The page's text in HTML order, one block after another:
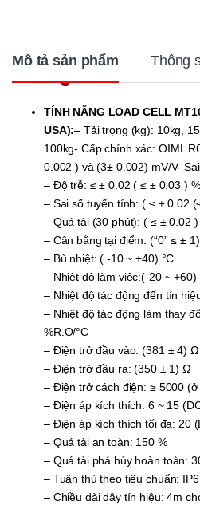
Mô tả sản phẩm Thông
TÍNH NĂNG LOAD CELL
USA):– Tải trọng (kg): 10kg,
100kg- Cấp chính xác: OIML
0.002 ) và (3± 0.002) mV/V-
– Độ trễ: ≤ ± 0.02 ( ≤ ± 0.03 )
– Sai số tuyến tính: ( ≤ ± 0.02
– Quá tải (30 phút): ( ≤ ± 0.02 )
– Cân bằng tại điểm: (“0” ≤ ±
– Bù nhiệt: ( -10 ~ +40) °C
– Nhiệt độ làm việc:(-20 ~ +60)
– Nhiệt độ tác động đến tín
– Nhiệt độ tác động làm thay
%R.O/°C
– Điện trở đầu vào: (381 ± 4) Ω
– Điện trở đầu ra: (350 ± 1) Ω
– Điện trở cách điện: ≥ 5000
– Điện áp kích thích: 6 ~ 15
– Điện áp kích thích tối đa: 20
– Quá tải an toàn: 150 %
– Quá tải phá hủy hoàn toàn:
– Tuân thủ theo tiêu chuẩn:
– Chiều dài dây tín hiệu: 4m